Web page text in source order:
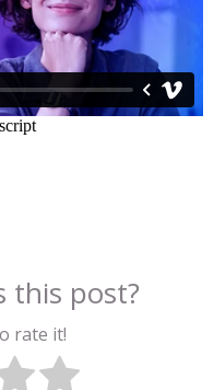
this post?
rate it!